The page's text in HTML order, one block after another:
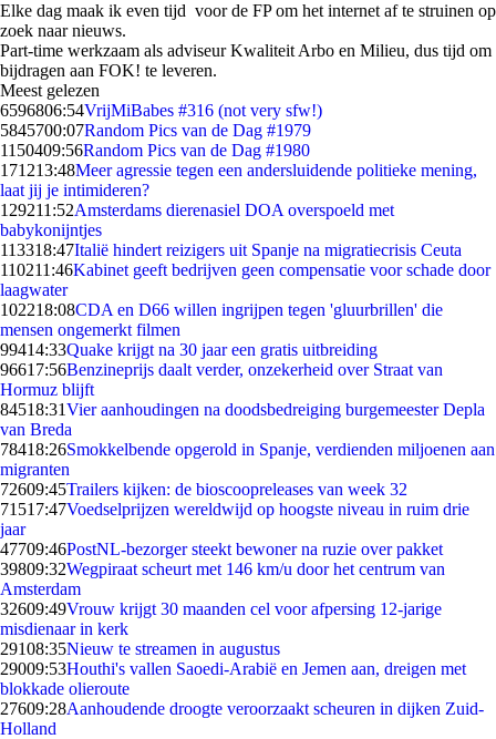
Elke dag maak ik even tijd voor de FP om het internet af te struinen op
zoek naar nieuws.
Part-time werkzaam als adviseur Kwaliteit Arbo en Milieu, dus tijd om
bijdragen aan FOK! te leveren.
Meest gelezen
6596806:54VrijMiBabes #316 (not very sfw!)
5845700:07Random Pics van de Dag #1979
1150409:56Random Pics van de Dag #1980
171213:48Meer agressie tegen een andersluidende politieke mening,
laat jij je intimideren?
129211:52Amsterdams dierenasiel DOA overspoeld met
babykonijntjes
113318:47Italië hindert reizigers uit Spanje na migratiecrisis Ceuta
110211:46Kabinet geeft bedrijven geen compensatie voor schade door
laagwater
102218:08CDA en D66 willen ingrijpen tegen 'gluurbrillen' die
mensen ongemerkt filmen
99414:33Quake krijgt na 30 jaar een gratis uitbreiding
96617:56Benzineprijs daalt verder, onzekerheid over Straat van
Hormuz blijft
84518:31Vier aanhoudingen na doodsbedreiging burgemeester Depla
van Breda
78418:26Smokkelbende opgerold in Spanje, verdienden miljoenen aan
migranten
72609:45Trailers kijken: de bioscoopreleases van week 32
71517:47Voedselprijzen wereldwijd op hoogste niveau in ruim drie
jaar
47709:46PostNL-bezorger steekt bewoner na ruzie over pakket
39809:32Wegpiraat scheurt met 146 km/u door het centrum van
Amsterdam
32609:49Vrouw krijgt 30 maanden cel voor afpersing 12-jarige
misdienaar in kerk
29108:35Nieuw te streamen in augustus
29009:53Houthi's vallen Saoedi-Arabië en Jemen aan, dreigen met
blokkade olieroute
27609:28Aanhoudende droogte veroorzaakt scheuren in dijken Zuid-
Holland